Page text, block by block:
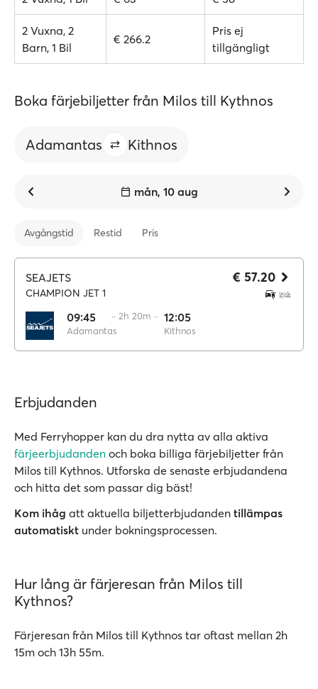
2 Vuxna, 2
Barn, 1 Bil
€ 266.2
Pris ej
tillgängligt
Boka färjebiljetter från Milos till Kythnos
Adamantas Kithnos
mån, 10 aug
Avgångstid Restid Pris
SEAJETS
CHAMPION JET 1
09:45
Adamantas
·· 2h 20m ·· 12:05
Kithnos
€ 57.20
Erbjudanden
Med Ferryhopper kan du dra nytta av alla aktiva
färjeerbjudanden och boka billiga färjebiljetter från
Milos till Kythnos. Utforska de senaste erbjudandena
och hitta det som passar dig bäst!
Kom ihåg att aktuella biljetterbjudanden tillämpas
automatiskt under bokningsprocessen.
Hur lång är färjeresan från Milos till
Kythnos?
Färjeresan från Milos till Kythnos tar oftast mellan 2h
15m och 13h 55m.